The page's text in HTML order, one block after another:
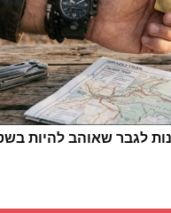
לגבר שאוהב להיות